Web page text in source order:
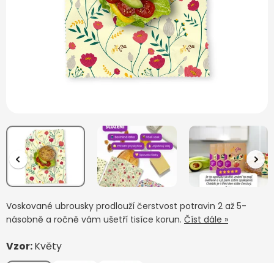
Voskované ubrousky prodlouží čerstvost potravin 2 až 5-
násobně a ročně vám ušetří tisíce korun. Číst dále »
Vzor:Květy